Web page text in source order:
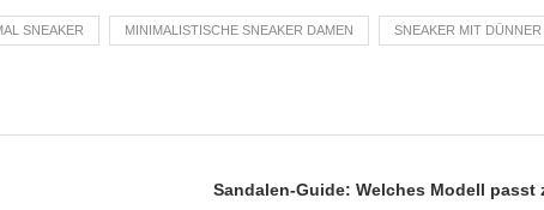
SNEAKER MINIMALISTISCHE SNEAKER DAMEN SNEAKER MIT
Sandalen-Guide: Welches Modell passt